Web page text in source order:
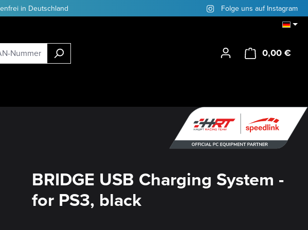
in Deutschland Folge uns auf Instagram
0,00 €
BRIDGE USB Charging System -
for PS3, black